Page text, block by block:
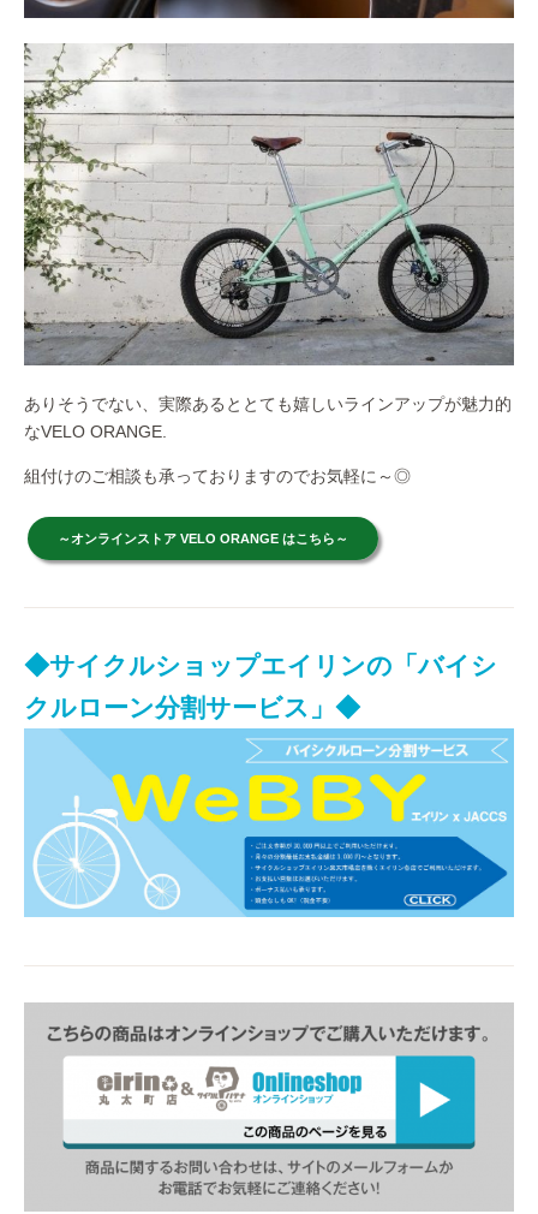
ありそうでない、実際あるととても嬉しいラインアップが魅力的
なVELO ORANGE.
組付けのご相談も承っておりますのでお気軽に～◎
～オンラインストア VELO ORANGE はこちら～
◆サイクルショップエイリンの「バイシ
クルローン分割サービス」◆